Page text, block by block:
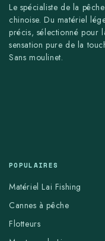
Le spécialiste de la
chinoise. Du matériel
précis, sélectionné pour
sensation pure de la
Sans moulinet.
POPULAIRES
Matériel Lai Fishing
Cannes à pêche
Flotteurs